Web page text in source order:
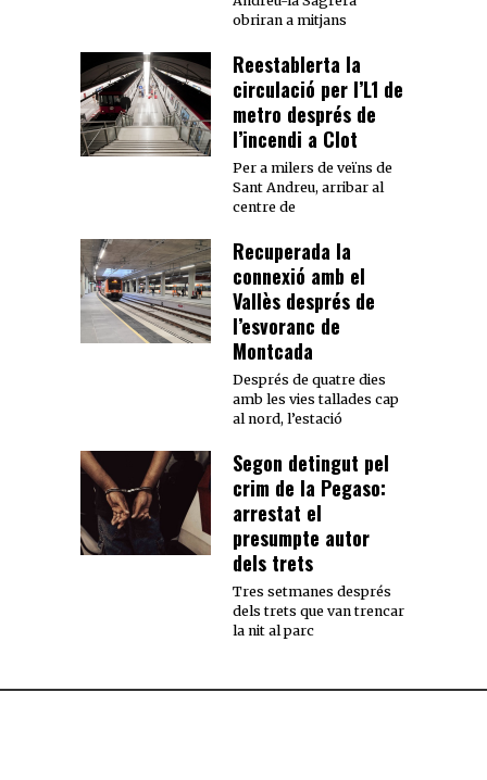
obriran a mitjans
Reestablerta la
circulació per l’L1 de
metro després de
l’incendi a Clot
Per a milers de veïns de
Sant Andreu, arribar al
centre de
Recuperada la
connexió amb el
Vallès després de
l’esvoranc de
Montcada
Després de quatre dies
amb les vies tallades cap
al nord, l’estació
Segon detingut pel
crim de la Pegaso:
arrestat el
presumpte autor
dels trets
Tres setmanes després
dels trets que van trencar
la nit al parc